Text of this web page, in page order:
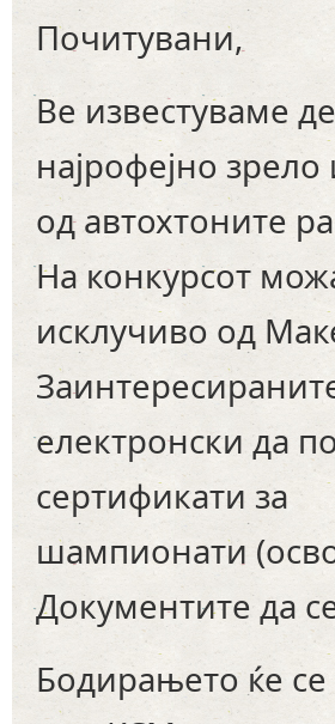
Почитувани,
Ве известуваме
најрофејно
од автохтоните
На конкурсот
исклучиво од
електронски да
сертификати за
шампионати
Документите да
Бодирањето ќе